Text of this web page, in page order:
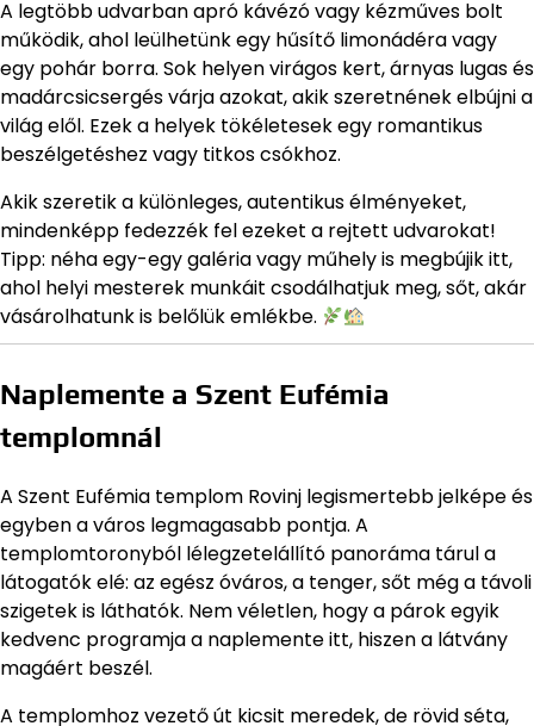
A legtöbb udvarban apró kávézó vagy kézműves bolt
működik, ahol leülhetünk egy hűsítő limonádéra vagy
egy pohár borra. Sok helyen virágos kert, árnyas lugas és
madárcsicsergés várja azokat, akik szeretnének elbújni a
világ elől. Ezek a helyek tökéletesek egy romantikus
beszélgetéshez vagy titkos csókhoz.
Akik szeretik a különleges, autentikus élményeket,
mindenképp fedezzék fel ezeket a rejtett udvarokat!
Tipp: néha egy-egy galéria vagy műhely is megbújik itt,
ahol helyi mesterek munkáit csodálhatjuk meg, sőt, akár
vásárolhatunk is belőlük emlékbe.
Naplemente a Szent Eufémia
templomnál
A Szent Eufémia templom Rovinj legismertebb jelképe és
egyben a város legmagasabb pontja. A
templomtoronyból lélegzetelállító panoráma tárul a
látogatók elé: az egész óváros, a tenger, sőt még a távoli
szigetek is láthatók. Nem véletlen, hogy a párok egyik
kedvenc programja a naplemente itt, hiszen a látvány
magáért beszél.
A templomhoz vezető út kicsit meredek, de rövid séta,